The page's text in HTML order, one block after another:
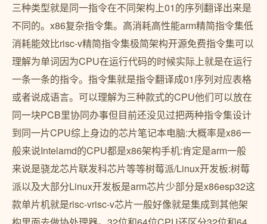
三种类型就是同一指令在不同架构上01的序列翻译出来是
不同的。x86复杂指令集。高消耗高性能arm精简指令集低
消耗能效比risc-v精简指令集极简架构开源免费指令集可以
理解为单词因为CPU在运行代码的时候实际上就是在运行
一条一条的指令。指令集就是指令翻译成01序列对应表格
或者说成语言。可以理解为三种款式的CPU他们可以放在
同一块PCB里协同办事但目前还没见过把两种指令集设计
到同一片CPU综上身边的芯片笔记本电脑:大概率是x86一
般来说Intelamd的CPU都是x86架构手机:肯定是arm一般
来说是骁龙芯片联发科芯片等等树莓派/Linux开发板:树莓
派以及大部分Linux开发板是arm芯片少部分是x86esp32这
款单片机就是risc-vrisc-v芯片一般好像就是集成到其他架